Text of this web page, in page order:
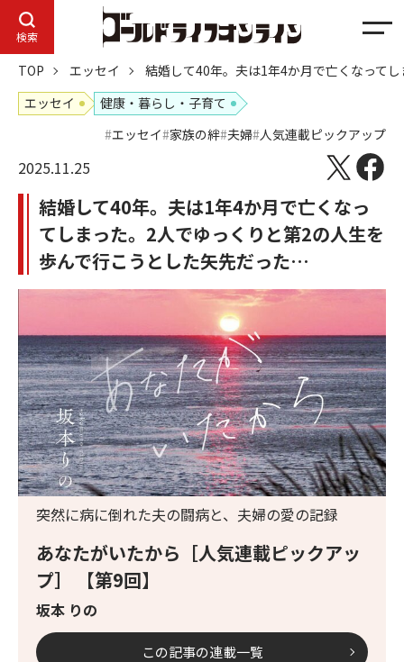
検索
メ
ニ
ュ
TOP エッセイ
結婚して40年。夫は1年4か月で亡くなって
エッセイ
健康・暮らし・子育て
エッセイ 家族の絆 夫婦 人気連載ピックアップ
2025.11.25
結婚して40年。夫は1年4か月で亡くなっ
てしまった。2人でゆっくりと第2の人生を
歩んで行こうとした矢先だった…
あなたがいたから［人気連載ピックアッ
プ］ 【第9回】
坂本 りの
突然に病に倒れた夫の闘病と、夫婦の愛の記録
この記事の連載一覧